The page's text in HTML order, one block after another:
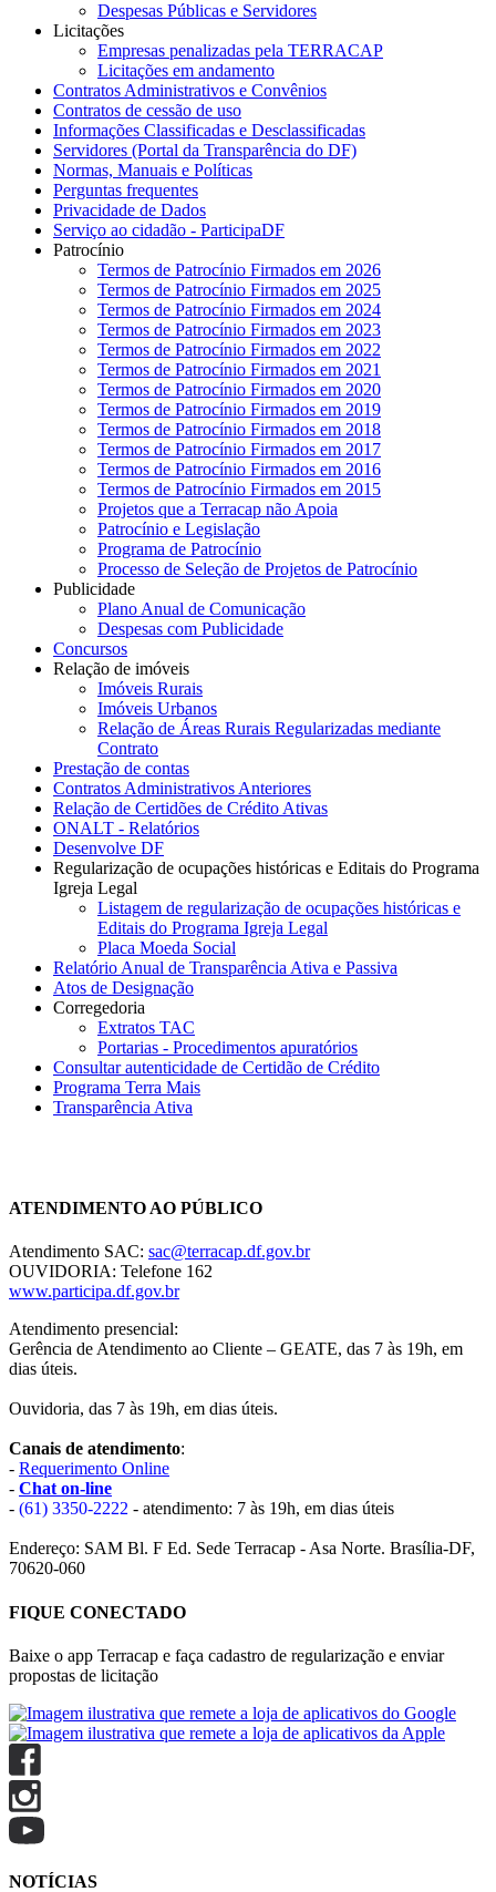
Despesas Públicas e Servidores
Licitações
Empresas penalizadas pela TERRACAP
Licitações em andamento
Contratos Administrativos e Convênios
Contratos de cessão de uso
Informações Classificadas e Desclassificadas
Servidores (Portal da Transparência do DF)
Normas, Manuais e Políticas
Perguntas frequentes
Privacidade de Dados
Serviço ao cidadão - ParticipaDF
Patrocínio
Termos de Patrocínio Firmados em 2026
Termos de Patrocínio Firmados em 2025
Termos de Patrocínio Firmados em 2024
Termos de Patrocínio Firmados em 2023
Termos de Patrocínio Firmados em 2022
Termos de Patrocínio Firmados em 2021
Termos de Patrocínio Firmados em 2020
Termos de Patrocínio Firmados em 2019
Termos de Patrocínio Firmados em 2018
Termos de Patrocínio Firmados em 2017
Termos de Patrocínio Firmados em 2016
Termos de Patrocínio Firmados em 2015
Projetos que a Terracap não Apoia
Patrocínio e Legislação
Programa de Patrocínio
Processo de Seleção de Projetos de Patrocínio
Publicidade
Plano Anual de Comunicação
Despesas com Publicidade
Concursos
Relação de imóveis
Imóveis Rurais
Imóveis Urbanos
Relação de Áreas Rurais Regularizadas mediante
Contrato
Prestação de contas
Contratos Administrativos Anteriores
Relação de Certidões de Crédito Ativas
ONALT - Relatórios
Desenvolve DF
Regularização de ocupações históricas e Editais do Programa
Igreja Legal
Listagem de regularização de ocupações históricas e
Editais do Programa Igreja Legal
Placa Moeda Social
Relatório Anual de Transparência Ativa e Passiva
Atos de Designação
Corregedoria
Extratos TAC
Portarias - Procedimentos apuratórios
Consultar autenticidade de Certidão de Crédito
Programa Terra Mais
Transparência Ativa
ATENDIMENTO AO PÚBLICO
Atendimento SAC: sac@terracap.df.gov.br
OUVIDORIA: Telefone 162
www.participa.df.gov.br
Atendimento presencial:
Gerência de Atendimento ao Cliente – GEATE, das 7 às 19h, em
dias úteis.
Ouvidoria, das 7 às 19h, em dias úteis.
Canais de atendimento:
- Requerimento Online
- Chat on-line
- (61) 3350-2222 - atendimento: 7 às 19h, em dias úteis
Endereço: SAM Bl. F Ed. Sede Terracap - Asa Norte. Brasília-DF,
70620-060
FIQUE CONECTADO
Baixe o app Terracap e faça cadastro de regularização e enviar
propostas de licitação
NOTÍCIAS